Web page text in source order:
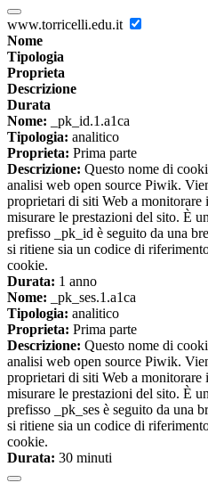
www.torricelli.edu.it
Nome
Tipologia
Proprieta
Descrizione
Durata
Nome: _pk_id.1.a1ca
Tipologia: analitico
Proprieta: Prima parte
Descrizione: Questo nome di
analisi web open source Piwik.
proprietari di siti Web a
misurare le prestazioni del sito. È
prefisso _pk_id è seguito da una
si ritiene sia un codice di
cookie.
Durata: 1 anno
Nome: _pk_ses.1.a1ca
Tipologia: analitico
Proprieta: Prima parte
Descrizione: Questo nome di
analisi web open source Piwik.
proprietari di siti Web a
misurare le prestazioni del sito. È
prefisso _pk_ses è seguito da una
si ritiene sia un codice di
cookie.
Durata: 30 minuti